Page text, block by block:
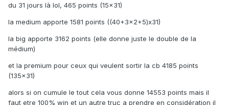
du 31 jours là lol, 465 points (15x31)
la medium apporte 1581 points ((40+3x2+5)x31)
la big apporte 3162 points (elle donne juste le double de la
médium)
et la premium pour ceux qui veulent sortir la cb 4185 points
(135x31)
alors si on cumule le tout cela vous donne 14553 points mais il
faut etre 100% win et un autre truc a prendre en considération il